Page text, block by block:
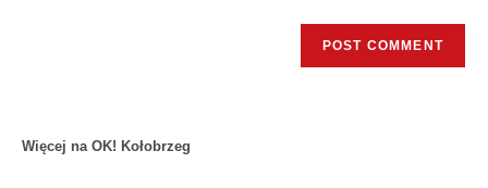
Więcej na OK! Kołobrzeg